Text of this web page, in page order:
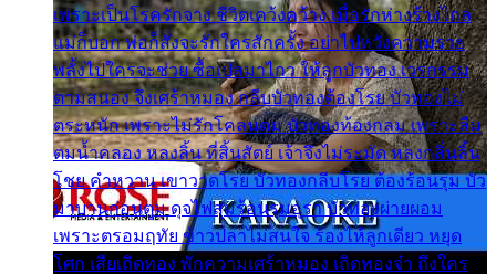
เพราะเป็นโรครักจาง ชีวิตเคว้งคว้าง เมื่อรักห่างร้างไกล
แม่ก็บอก พ่อก็สั่งจะรักใครสักครั้ง อย่าไปหวังความรวย
พลั้งไปใครจะช่วย ซื้อเปลมาไกว ให้ลูกบัวทอง เวรกรรม
ตามสนอง จึงเศร้าหมอง กลีบบัวทองต้องโรย บัวทองไม่
ตระหนัก เพราะไม่รักโคลนตม บัวทองท้องกลม เพราะลืม
ตมน้ำคลอง หลงลิ้น ที่สิ้นสัตย์ เจ้าจึงไม่ระมัด หลงกลิ่นลิ้น
โชย คำหวาน เขาวาดโรย บัวทองกลีบโรย ต้องร้อนรุม บัว
มาบานก่อนตูม ดุจไฟสุมร้อนรุมอุรา บัวทองผ่ายผอม
เพราะตรอมฤทัย ข้าวปลาไม่สนใจ ร้องไห้ลูกเดียว หยุด
โศก เสียเถิดทอง พักความเศร้าหมอง เถิดทองจ๋า ถึงใคร